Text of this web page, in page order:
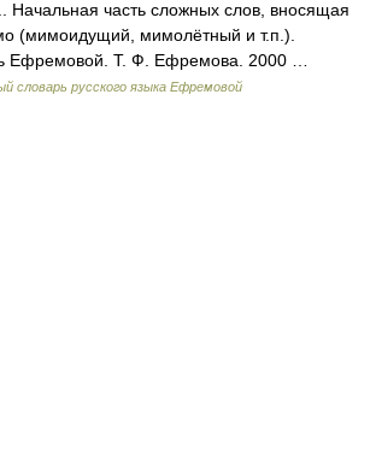
часть сложных слов, вносящая
(мимоидущий, мимолётный и т.п.).
Ефремовой. Т. Ф. Ефремова. 2000 …
словарь русского языка Ефремовой